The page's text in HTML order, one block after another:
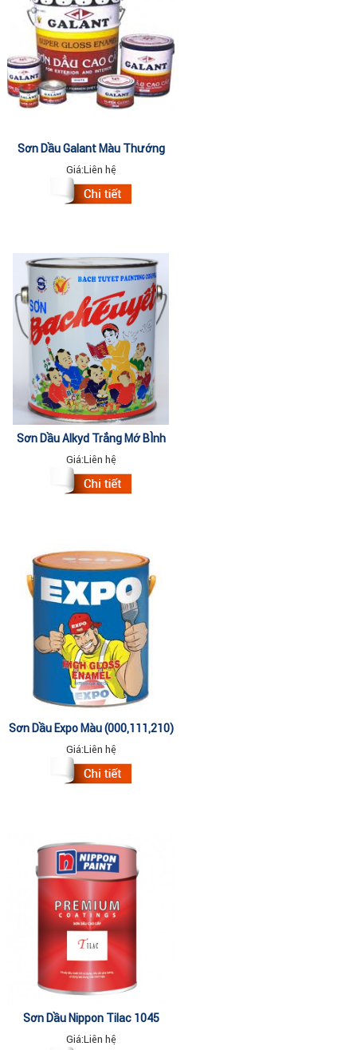
Sơn Dầu Galant Màu Thường
17.5Lit
Giá:Liên hệ
Sơn Dầu Alkyd Trắng Mờ BÌnh
4kg
Giá:Liên hệ
Sơn Dầu Expo Màu (000,111,210)
3Lit
Giá:Liên hệ
Sơn Dầu Nippon Tilac 1045
BLACK MATT 3Lit
Giá:Liên hệ